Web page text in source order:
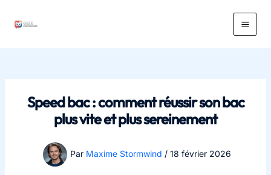
Main
Speed bac : comment réussir son bac
plus vite et plus sereinement
Par Maxime Stormwind / 18 février 2026